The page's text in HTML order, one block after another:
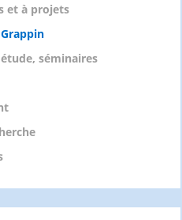
et à projets
séminaires